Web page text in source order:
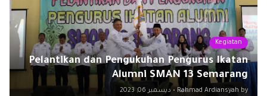
Kegiatan
Pelantikan dan Pengukuhan Pengurus Ikatan
Alumni SMAN 13 Semarang
by
Rahmad Ardiansyah
• ديسمبر 06, 2023